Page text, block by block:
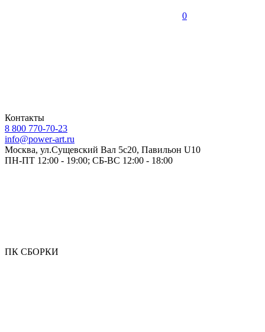
0
Контакты
8 800 770-70-23
info@power-art.ru
Москва, ул.Сущевский Вал 5с20, Павильон U10
ПН-ПТ 12:00 - 19:00; СБ-ВС 12:00 - 18:00
ПК СБОРКИ